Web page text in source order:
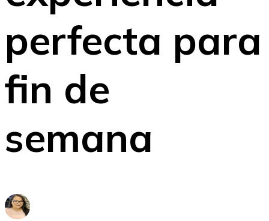
perfecta para
fin de
semana